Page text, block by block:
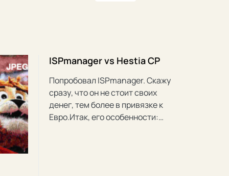
ISPmanager vs Hestia CP
Попробовал ISPmanager. Скажу
сразу, что он не стоит своих
денег, тем более в привязке к
Евро.Итак, его особенности:…